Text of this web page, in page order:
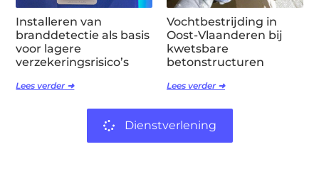
Installeren van
branddetectie als basis
voor lagere
verzekeringsrisico’s
Lees verder ➜
Vochtbestrijding in
Oost-Vlaanderen bij
kwetsbare
betonstructuren
Lees verder ➜
Dienstverlening